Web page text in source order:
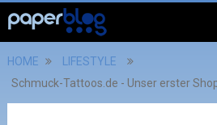
HOME
LIFESTYLE
Schmuck-Tattoos.de - Unser erster